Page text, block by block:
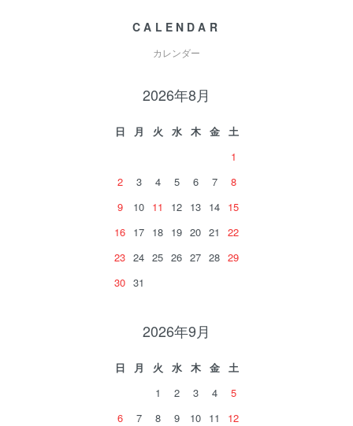
CALENDAR
カレンダー
2026年8月
日 月 火 水 木 金
土
1
2
3 4 5 6 7
8
9
10 11 12 13 14 15
16 17 18 19 20 21
22
23 24 25 26 27 28 29
30 31
2026年9月
日 月 火 水 木 金
土
1
2 3 4
5
6
7 8 9 10 11
12